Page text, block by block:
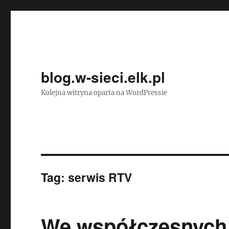
blog.w-sieci.elk.pl
Kolejna witryna oparta na WordPressie
Tag:serwis RTV